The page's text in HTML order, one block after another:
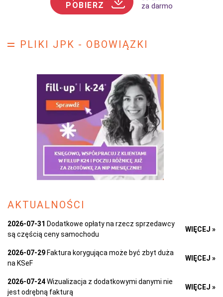
POBIERZ
za darmo
PLIKI JPK - OBOWIĄZKI
AKTUALNOŚCI
2026-07-31 Dodatkowe opłaty na rzecz sprzedawcy
są częścią ceny samochodu
WIĘCEJ »
2026-07-29 Faktura korygująca może być zbyt duża
na KSeF
WIĘCEJ »
2026-07-24Wizualizacja z dodatkowymi danymi nie
jest odrębną fakturą
WIĘCEJ »